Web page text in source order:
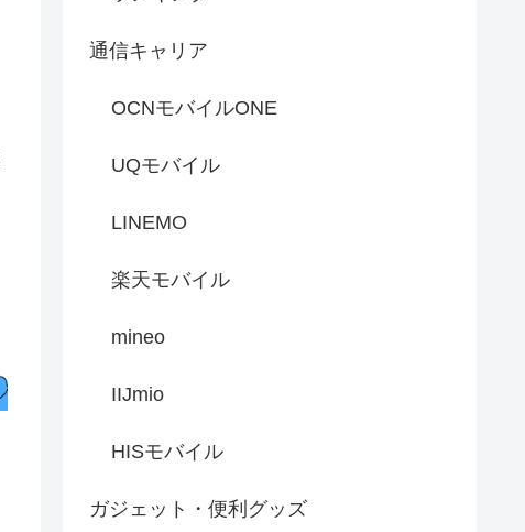
通信キャリア
OCNモバイルONE
UQモバイル
LINEMO
楽天モバイル
mineo
IIJmio
HISモバイル
ガジェット・便利グッズ